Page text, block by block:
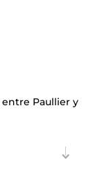
entre Paullier y